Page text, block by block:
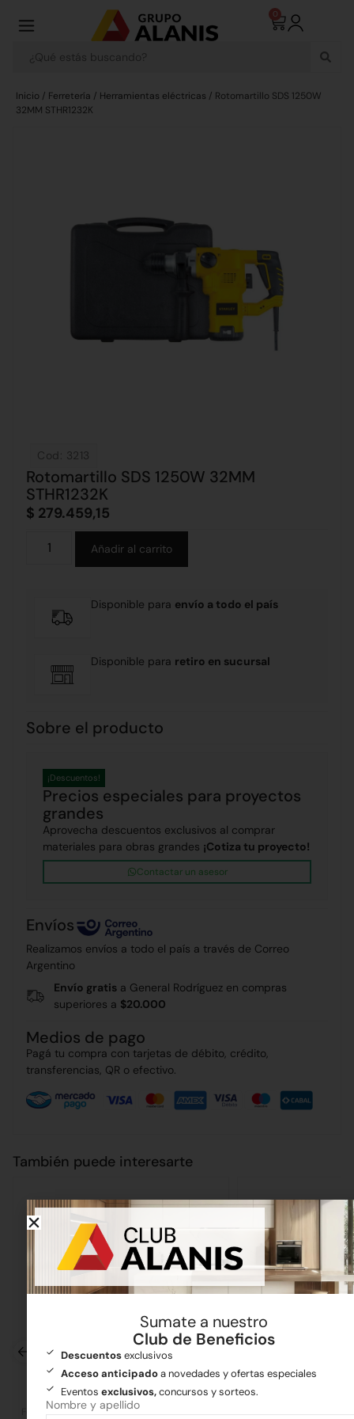
0
Inicio / Ferretería / Herramientas eléctricas / Rotomartillo SDS 1250W
32MM STHR1232K
Cod: 3213
Rotomartillo SDS 1250W 32MM
STHR1232K
$ 279.459,15
Añadir al carrito
Disponible para envío a todo el país
Disponible para retiro en sucursal
Sobre el producto
Precios especiales para proyectos
grandes
¡Descuentos!
Aprovecha descuentos exclusivos al comprar
materiales para obras grandes ¡Cotiza tu proyecto!
Contactar un asesor
Envíos
Realizamos envíos a todo el país a través de Correo
Argentino
Envío gratis a General Rodríguez en compras
superiores a $20.000
Medios de pago
Pagá tu compra con tarjetas de débito, crédito,
transferencias, QR o efectivo.
También puede interesarte
Ferretería Ferretería
Sumate a nuestro
Club de Beneficios
Descuentosexclusivos
Acceso anticipadoa novedades y ofertas especiales
Eventos exclusivos,concursos y sorteos.
Nombre y apellido